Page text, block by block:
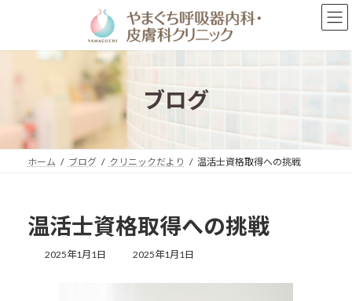
ン
プ
ー
動
ブログ
ホーム ブログ クリニックだより 温活士資格取得への挑戦
温活士資格取得への挑戦
2025年1月1日
最
更
2025年1月1日